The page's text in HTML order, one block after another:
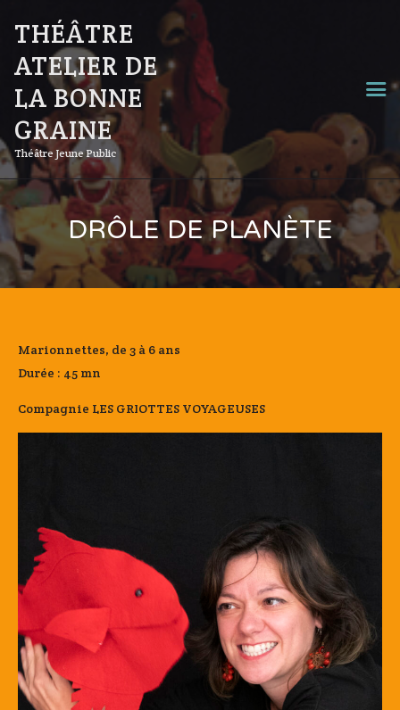
THÉÂTRE
ATELIER DE
LA BONNE
GRAINE
Théâtre Jeune Public
DRÔLE DE PLANÈTE
Marionnettes, de 3 à 6 ans
Durée : 45 mn
Compagnie LES GRIOTTES VOYAGEUSES